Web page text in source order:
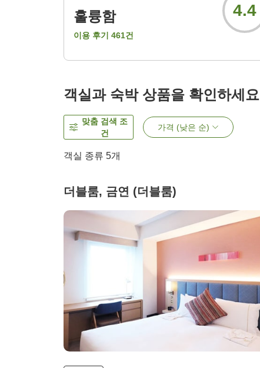
훌륭함
이용 후기 461건
4.4
객실과 숙박 상품을 확인하세요
맞춤 검색 조
건
가격 (낮은 순)
객실 종류 5개
더블룸, 금연 (더블룸)